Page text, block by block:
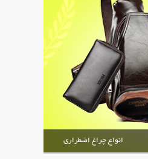
انواع چراغ اضطراری